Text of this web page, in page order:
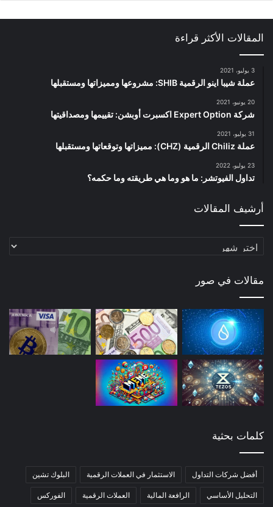
المقالات الأكثر قراءة
3 يوليو، 2021
عملة شيبا اينو الرقمية SHIB: مشروعها ومميزاتها ومستقبلها
20 يونيو، 2021
شركة Expert Option اكسبرت أوبشن: تقييمها ومصداقيتها
31 يوليو، 2021
عملة Chiliz الرقمية (CHZ): مميزاتها وتوقعاتها ومستقبلها
23 يوليو، 2022
تداول الفيوتشر: ما هو وما هي طريقته وما حكمه؟
أرشيف المقالات
أرشيف
مقالات في صور
كلمات بحثية
أفضل شركات التداول الاستثمار في العملات الرقمية البلوك تشين
التحليل الأساسي الرافعة المالية العملات الرقمية الفوركس